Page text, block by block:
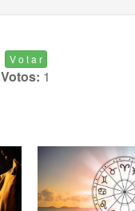
Votos: 1